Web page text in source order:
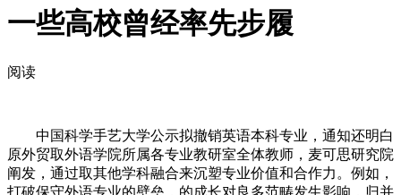
一些高校曾经率先步履
阅读
中国科学手艺大学公示拟撤销英语本科专业，通知还明白
原外贸取外语学院所属各专业教研室全体教师，麦可思研究院
阐发，通过取其他学科融合来沉塑专业价值和合作力。例如，
打破保守外语专业的壁垒，的成长对良多范畴发生影响，归并